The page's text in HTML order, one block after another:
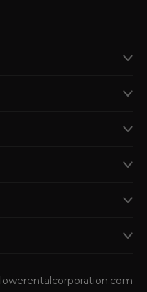
lowerentalcorporation.com